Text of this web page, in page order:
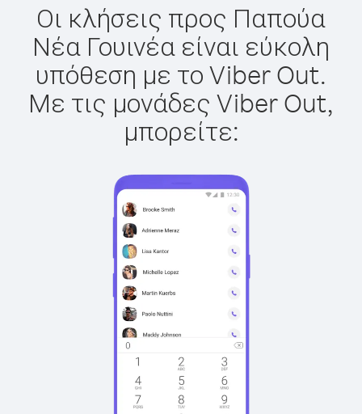
Οι κλήσεις προς Παπούα
Νέα Γουινέα είναι εύκολη
υπόθεση με το Viber Out.
Με τις μονάδες Viber Out,
μπορείτε: